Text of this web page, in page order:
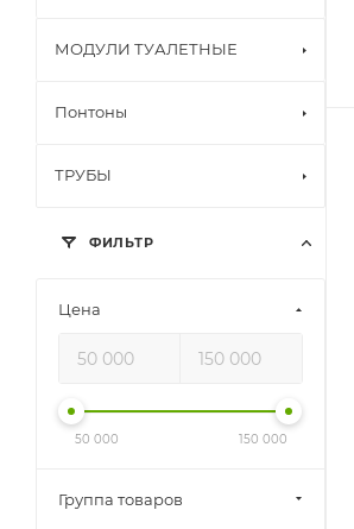
МОДУЛИ ТУАЛЕТНЫЕ
Понтоны
ТРУБЫ
ФИЛЬТР
Цена
50 000 150 000
Группа товаров